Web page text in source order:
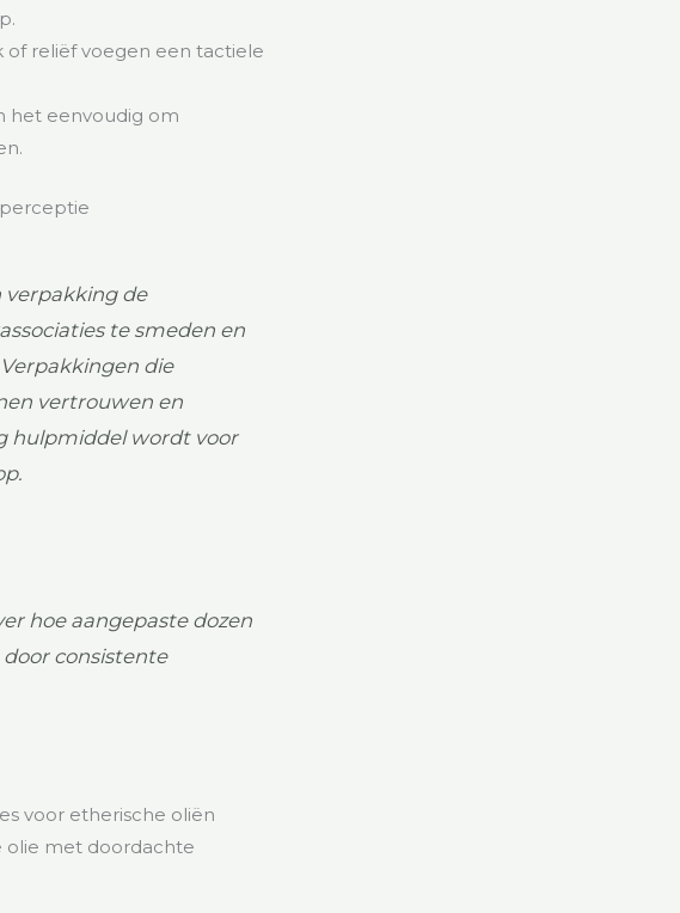
of reliëf voegen een tactiele
het eenvoudig om
verpakking de
te smeden en
die
vertrouwen en
hulpmiddel wordt voor
hoe aangepaste dozen
consistente
voor etherische oliën
olie met doordachte